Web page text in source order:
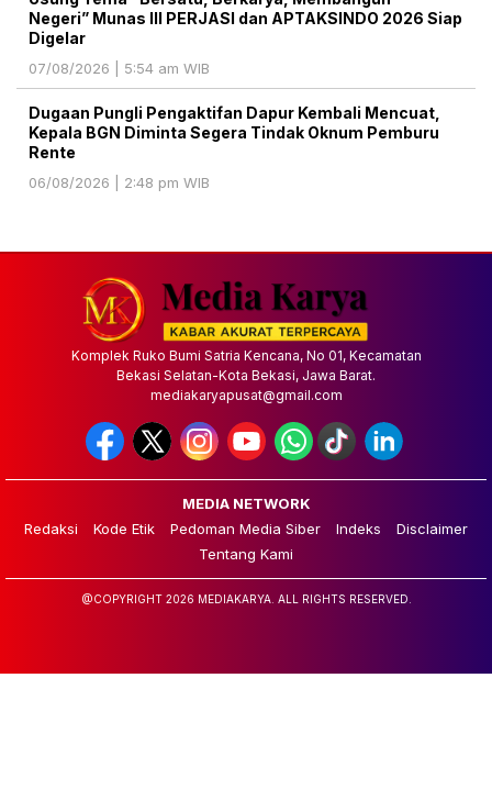
Negeri” Munas III PERJASI dan APTAKSINDO 2026 Siap
Digelar
07/08/2026 | 5:54 am WIB
Dugaan Pungli Pengaktifan Dapur Kembali Mencuat,
Kepala BGN Diminta Segera Tindak Oknum Pemburu
Rente
06/08/2026 | 2:48 pm WIB
Komplek Ruko Bumi Satria Kencana, No 01, Kecamatan
Bekasi Selatan-Kota Bekasi, Jawa Barat.
mediakaryapusat@gmail.com
MEDIA NETWORK
Redaksi
Kode Etik Pedoman Media Siber Indeks
Disclaimer
Tentang Kami
@COPYRIGHT 2026 MEDIAKARYA. ALL RIGHTS RESERVED.